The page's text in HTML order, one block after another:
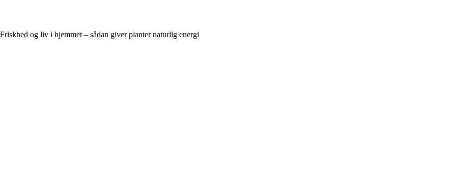
Friskhed og liv i hjemmet – sådan giver planter naturlig energi